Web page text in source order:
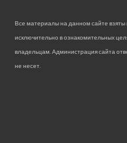
Все материалы на данном сайте взяты
исключительно в ознакомительных
владельцам. Администрация сайта
не несет.